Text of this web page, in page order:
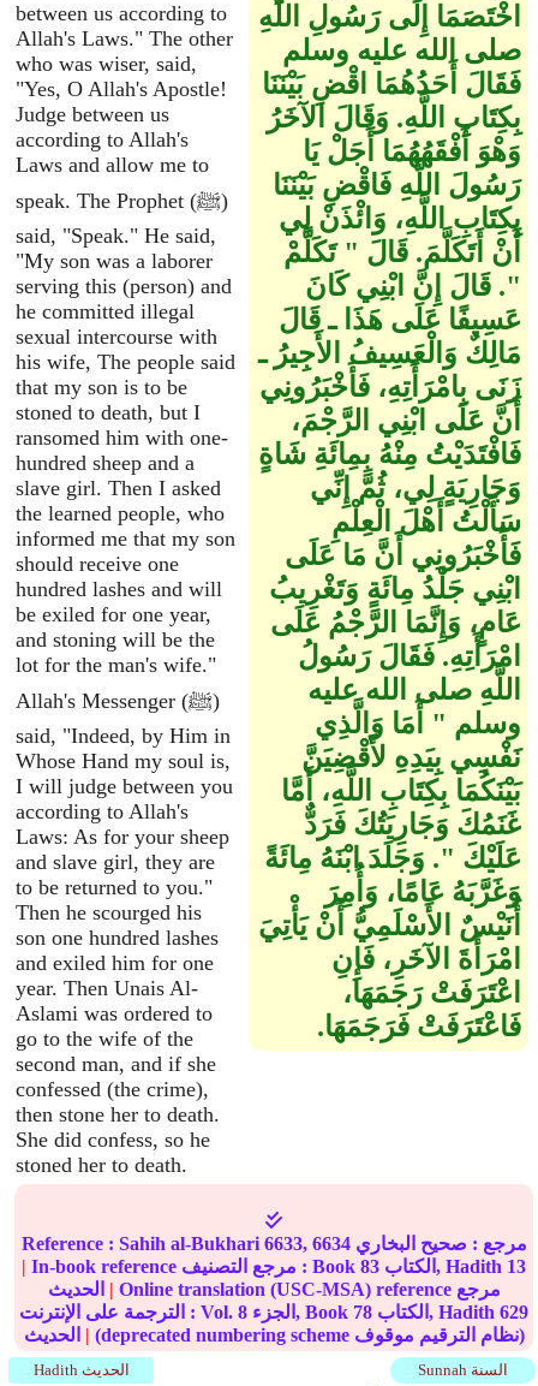
between us according to
Allah's Laws." The other
who was wiser, said,
"Yes, O Allah's Apostle!
Judge between us
according to Allah's
Laws and allow me to
speak. The Prophet (ﷺ)
said, "Speak." He said,
"My son was a laborer
serving this (person) and
he committed illegal
sexual intercourse with
his wife, The people said
that my son is to be
stoned to death, but I
ransomed him with one-
hundred sheep and a
slave girl. Then I asked
the learned people, who
informed me that my son
should receive one
hundred lashes and will
be exiled for one year,
and stoning will be the
lot for the man's wife."
Allah's Messenger (ﷺ)
said, "Indeed, by Him in
Whose Hand my soul is,
I will judge between you
according to Allah's
Laws: As for your sheep
and slave girl, they are
to be returned to you."
Then he scourged his
son one hundred lashes
and exiled him for one
year. Then Unais Al-
Aslami was ordered to
go to the wife of the
second man, and if she
confessed (the crime),
then stone her to death.
She did confess, so he
stoned her to death.
اخْتَصَمَا إِلَى رَسُولِ اللَّهِ
صلى الله عليه وسلم
فَقَالَ أَحَدُهُمَا اقْضِ بَيْنَنَا
بِكِتَابِ اللَّهِ‏.‏ وَقَالَ الآخَرُ
وَهْوَ أَفْقَهُهُمَا أَجَلْ يَا
رَسُولَ اللَّهِ فَاقْضِ بَيْنَنَا
بِكِتَابِ اللَّهِ، وَائْذَنْ لِي
أَنْ أَتَكَلَّمَ‏.‏ قَالَ ‏"‏ تَكَلَّمْ
‏"‏‏.‏ قَالَ إِنَّ ابْنِي كَانَ
عَسِيفًا عَلَى هَذَا ـ قَالَ
مَالِكٌ وَالْعَسِيفُ الأَجِيرُ ـ
زَنَى بِامْرَأَتِهِ، فَأَخْبَرُونِي
أَنَّ عَلَى ابْنِي الرَّجْمَ،
فَافْتَدَيْتُ مِنْهُ بِمِائَةِ شَاةٍ
وَجَارِيَةٍ لِي، ثُمَّ إِنِّي
سَأَلْتُ أَهْلَ الْعِلْمِ
فَأَخْبَرُونِي أَنَّ مَا عَلَى
ابْنِي جَلْدُ مِائَةٍ وَتَغْرِيبُ
عَامٍ، وَإِنَّمَا الرَّجْمُ عَلَى
امْرَأَتِهِ‏.‏ فَقَالَ رَسُولُ
اللَّهِ صلى الله عليه
وسلم ‏"‏ أَمَا وَالَّذِي
نَفْسِي بِيَدِهِ لأَقْضِيَنَّ
بَيْنَكُمَا بِكِتَابِ اللَّهِ، أَمَّا
غَنَمُكَ وَجَارِيَتُكَ فَرَدٌّ
عَلَيْكَ ‏"‏‏.‏ وَجَلَدَ ابْنَهُ مِائَةً
وَغَرَّبَهُ عَامًا، وَأُمِرَ
أُنَيْسٌ الأَسْلَمِيُّ أَنْ يَأْتِيَ
امْرَأَةَ الآخَرِ، فَإِنِ
اعْتَرَفَتْ رَجَمَهَا،
فَاعْتَرَفَتْ فَرَجَمَهَا‏.‏
Reference : Sahih al-Bukhari 6633, 6634 مرجع : صحيح البخاري
|
In-book reference مرجع التصنيف : Book83 الكتاب, Hadith 13
| Online translation (USC-MSA) reference مرجع
الترجمة على الإنترنت : Vol.8 الجزء, Book 78 الكتاب, Hadith629
| (deprecated numbering scheme نظام الترقيم موقوف)
Sunnah السنة Hadith الحديث